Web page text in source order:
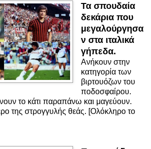
Τα σπουδαία
δεκάρια που
μεγαλούργησα
ν στα ιταλικά
γήπεδα.
Ανήκουν στην
κατηγορία των
βιρτουόζων του
ποδοσφαίρου.
το κάτι παραπάνω και μαγεύουν.
της στρογγυλής θεάς. [Ολόκληρο το